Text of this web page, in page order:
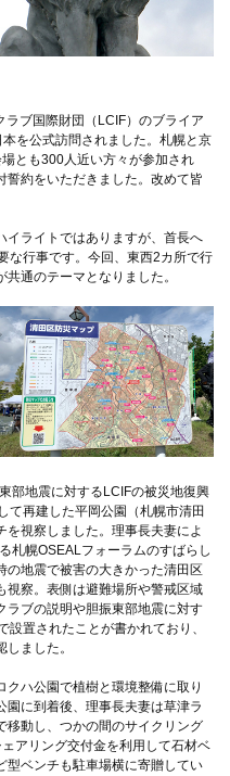
ブ国際財団（LCIF）のブライア
を公式訪問されました。札幌と京
とも300人近い方々が参加され
誓約をいただきました。改めて皆
イライトではありますが、首長へ
な行事です。今回、東西2カ所で行
通のテーマとなりました。
部地震に対するLCIFの被災地復興
て再建した平岡公園（札幌市清田
を視察しました。理事長夫妻によ
札幌OSEALフォーラムのすばらし
の地震で被害の大きかった清田区
視察。表側は避難場所や警戒区域
ラブの説明や胆振東部地震に対す
置されたことが書かれており、
ました。
ハ公園で植樹と環境整備に取り
に到着後、理事長夫妻は草津ラ
移動し、つかの間のサイクリング
アリング交付金を利用して石材ベ
型ベンチも駐車場横に寄贈してい